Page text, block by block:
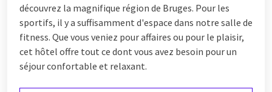
découvrez la magnifique région de Bruges. Pour les
sportifs, il y a suffisamment d'espace dans notre salle de
fitness. Que vous veniez pour affaires ou pour le plaisir,
cet hôtel offre tout ce dont vous avez besoin pour un
séjour confortable et relaxant.